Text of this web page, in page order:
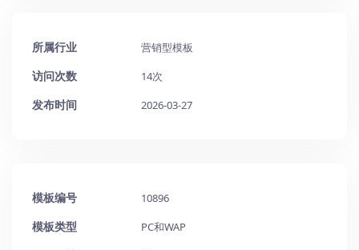
所属行业 营销型模板
访问次数 14次
发布时间 2026-03-27
模板编号 10896
模板类型 PC和WAP